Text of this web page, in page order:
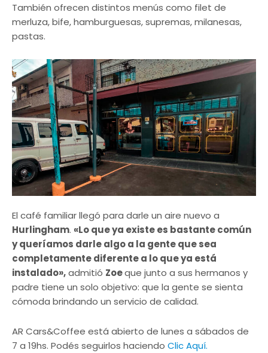
También ofrecen distintos menús como filet de
merluza, bife, hamburguesas, supremas, milanesas,
pastas.
El café familiar llegó para darle un aire nuevo a
Hurlingham. «Lo que ya existe es bastante común
y queríamos darle algo a la gente que sea
completamente diferente a lo que ya está
instalado»,admitió Zoeque junto a sus hermanos y
padre tiene un solo objetivo: que la gente se sienta
cómoda brindando un servicio de calidad.
AR Cars&Coffee está abierto de lunes a sábados de
7 a 19hs. Podés seguirlos haciendo Clic Aquí.